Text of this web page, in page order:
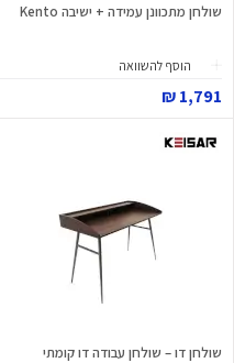
שולחן מתכוונן עמידה + ישיבה Kento
הוסף להשוואה
1,791 ₪
שולחן דו – שולחן עבודה דו קומתי